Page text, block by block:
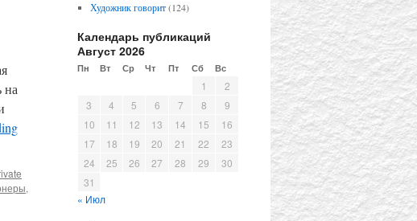
на
,
Художник говорит(124)
Календарь публикаций
Август 2026
Пн Вт Ср Чт Пт Сб Вс
« Июл
1
2
3
4 5 6 7 8
9
10
11 12 13 14 15
16
17
18 19 20 21 22
23
24
25 26 27 28 29
30
31